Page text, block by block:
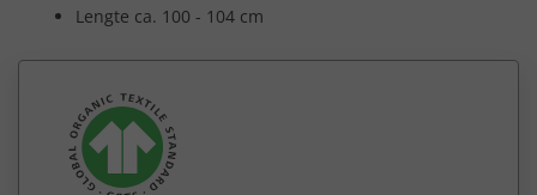
Lengte ca. 100 - 104 cm